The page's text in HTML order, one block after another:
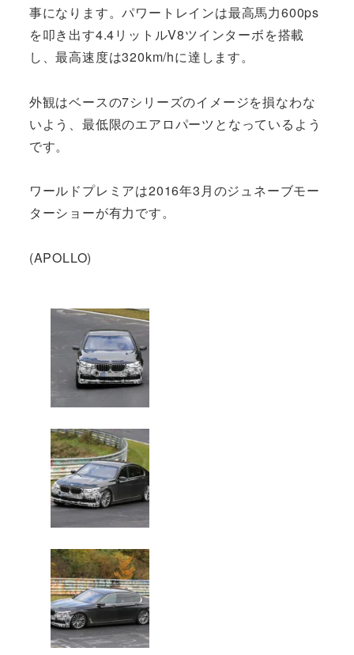
事になります。パワートレインは最高馬力600ps
を叩き出す4.4リットルV8ツインターボを搭載
し、最高速度は320km/hに達します。
外観はベースの7シリーズのイメージを損なわな
いよう、最低限のエアロパーツとなっているよう
です。
ワールドプレミアは2016年3月のジュネーブモー
ターショーが有力です。
(APOLLO)